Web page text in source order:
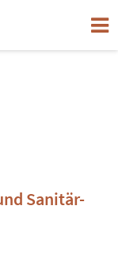
Sanitär-